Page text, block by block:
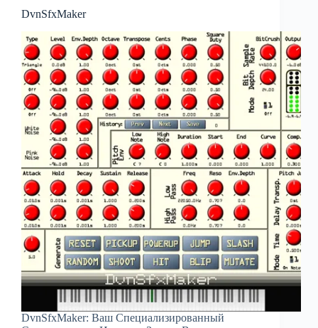
DvnSfxMaker
DvnSfxMaker: Ваш Специализированный